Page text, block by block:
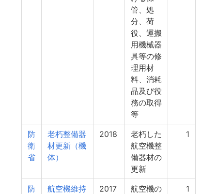
管、処
分、荷
役、運搬
用機械器
具等の修
理用材
料、消耗
品及び役
務の取得
等
防
衛
省
老朽整備器
材更新（機
体）
2018
老朽した
航空機整
備器材の
更新
1
防
航空機維持
2017
航空機の
1